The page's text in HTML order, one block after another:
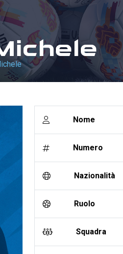
Nome
Numero
Nazionalità
Ruolo
Squadra